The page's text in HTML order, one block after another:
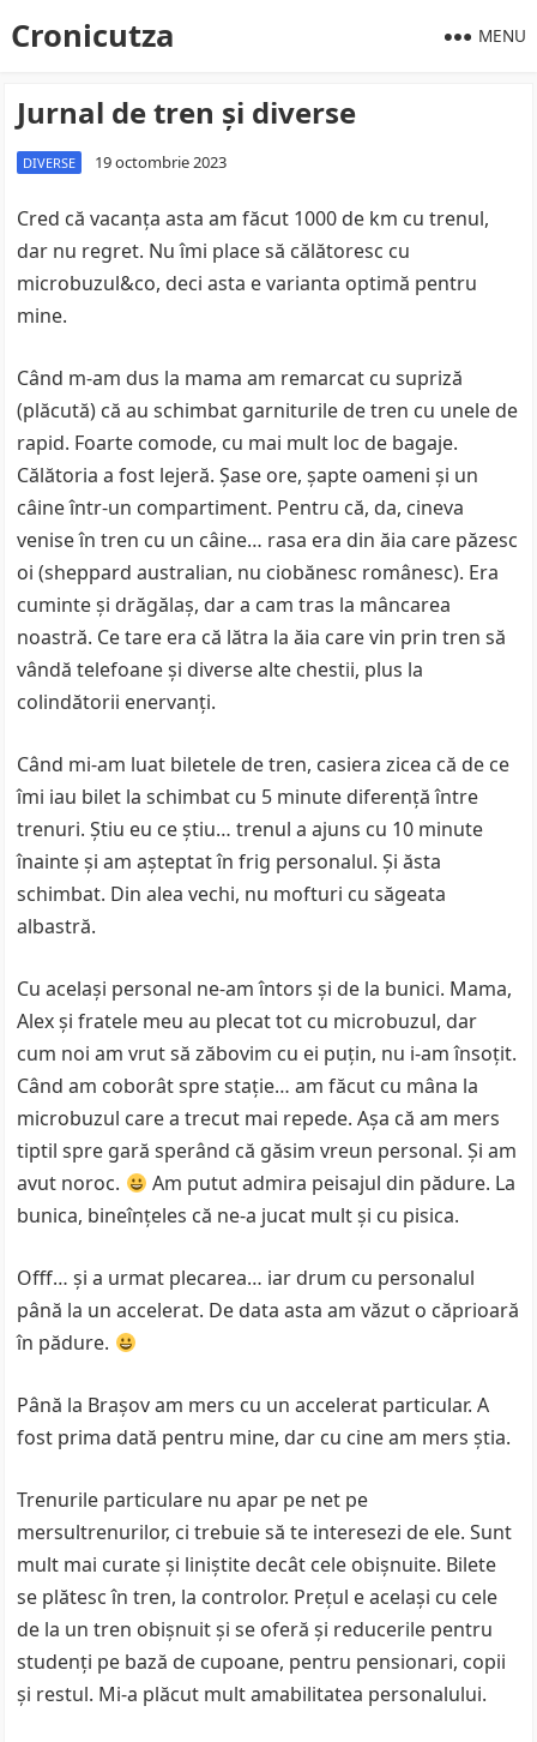
Cronicutza MENU
Jurnal de tren şi diverse
DIVERSE 19 octombrie 2023
Cred că vacanţa asta am făcut 1000 de km cu trenul,
dar nu regret. Nu îmi place să călătoresc cu
microbuzul&co, deci asta e varianta optimă pentru
mine.
Când m-am dus la mama am remarcat cu supriză
(plăcută) că au schimbat garniturile de tren cu unele de
rapid. Foarte comode, cu mai mult loc de bagaje.
Călătoria a fost lejeră. Şase ore, şapte oameni şi un
câine într-un compartiment. Pentru că, da, cineva
venise în tren cu un câine… rasa era din ăia care păzesc
oi (sheppard australian, nu ciobănesc românesc). Era
cuminte şi drăgălaş, dar a cam tras la mâncarea
noastră. Ce tare era că lătra la ăia care vin prin tren să
vândă telefoane şi diverse alte chestii, plus la
colindătorii enervanţi.
Când mi-am luat biletele de tren, casiera zicea că de ce
îmi iau bilet la schimbat cu 5 minute diferenţă între
trenuri. Ştiu eu ce ştiu… trenul a ajuns cu 10 minute
înainte şi am aşteptat în frig personalul. Şi ăsta
schimbat. Din alea vechi, nu mofturi cu săgeata
albastră.
Cu acelaşi personal ne-am întors şi de la bunici. Mama,
Alex şi fratele meu au plecat tot cu microbuzul, dar
cum noi am vrut să zăbovim cu ei puţin, nu i-am însoţit.
Când am coborât spre staţie… am făcut cu mâna la
microbuzul care a trecut mai repede. Aşa că am mers
tiptil spre gară sperând că găsim vreun personal. Şi am
avut noroc.
Am putut admira peisajul din pădure. La
bunica, bineînţeles că ne-a jucat mult şi cu pisica.
Offf… şi a urmat plecarea… iar drum cu personalul
până la un accelerat. De data asta am văzut o căprioară
în pădure.
Până la Braşov am mers cu un accelerat particular. A
fost prima dată pentru mine, dar cu cine am mers ştia.
Trenurile particulare nu apar pe net pe
mersultrenurilor, ci trebuie să te interesezi de ele. Sunt
mult mai curate şi liniştite decât cele obişnuite. Bilete
se plătesc în tren, la controlor. Preţul e acelaşi cu cele
de la un tren obişnuit şi se oferă şi reducerile pentru
studenţi pe bază de cupoane, pentru pensionari, copii
şi restul. Mi-a plăcut mult amabilitatea personalului.